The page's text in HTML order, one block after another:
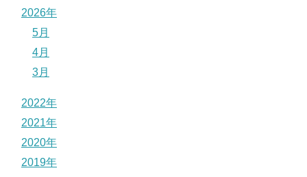
2026年
5月
4月
3月
2022年
2021年
2020年
2019年